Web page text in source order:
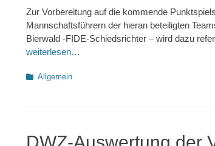
Zur Vorbereitung auf die kommende
Mannschaftsführern der hieran beteiligten
Bierwald -FIDE-Schiedsrichter – wird dazu
weiterlesen…
Kategorien
Allgemein